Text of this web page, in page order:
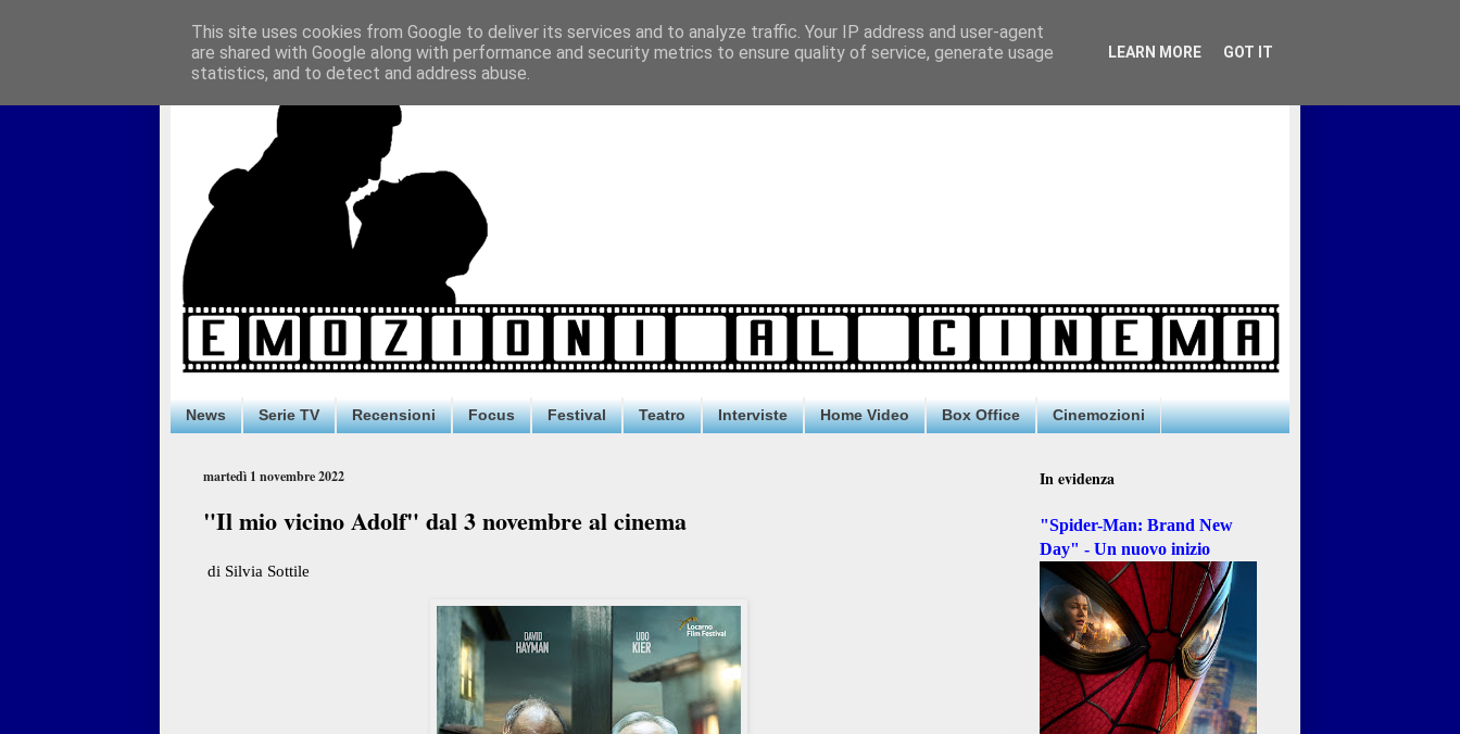
News Serie TV Recensioni Focus Festival Teatro Interviste Home Video Box Office Cinemozioni
martedì 1 novembre 2022
"Il mio vicino Adolf" dal 3 novembre al cinema
di Silvia Sottile
In evidenza
"Spider-Man: Brand New
Day" - Un nuovo inizio
This site uses cookies from Google to deliver its services and to analyze traffic. Your IP address and user-agent
are shared with Google along with performance and security metrics to ensure quality of service, generate usage
statistics, and to detect and address abuse.
LEARN MORE GOT IT